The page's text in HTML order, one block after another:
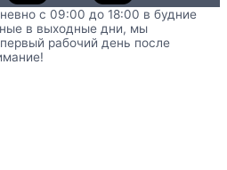
с 09:00 до 18:00 в будние
в выходные дни, мы
рабочий день после